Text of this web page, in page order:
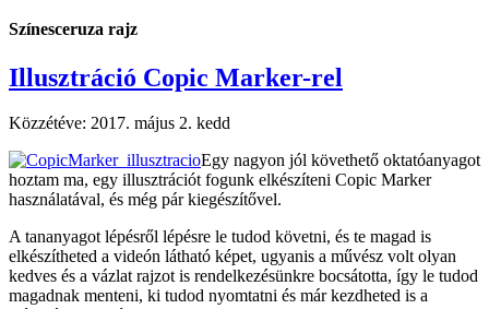
Színesceruza rajz
Illusztráció Copic Marker-rel
Közzétéve: 2017. május 2. kedd
Egy nagyon jól követhető oktatóanyagot
hoztam ma, egy illusztrációt fogunk elkészíteni Copic Marker
használatával, és még pár kiegészítővel.
A tananyagot lépésről lépésre le tudod követni, és te magad is
elkészítheted a videón látható képet, ugyanis a művész volt olyan
kedves és a vázlat rajzot is rendelkezésünkre bocsátotta, így le tudod
magadnak menteni, ki tudod nyomtatni és már kezdheted is a